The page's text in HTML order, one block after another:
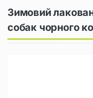
Зимовий
собак чорного